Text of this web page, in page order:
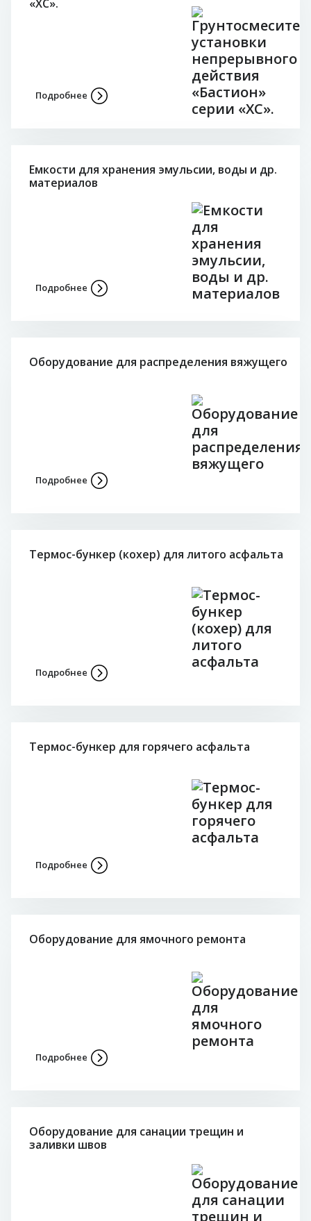
«ХС».
Подробнее
Емкости для хранения эмульсии, воды и др.
материалов
Подробнее
Оборудование для распределения вяжущего
Подробнее
Термос-бункер (кохер) для литого асфальта
Подробнее
Термос-бункер для горячего асфальта
Подробнее
Оборудование для ямочного ремонта
Подробнее
Оборудование для санации трещин и
заливки швов